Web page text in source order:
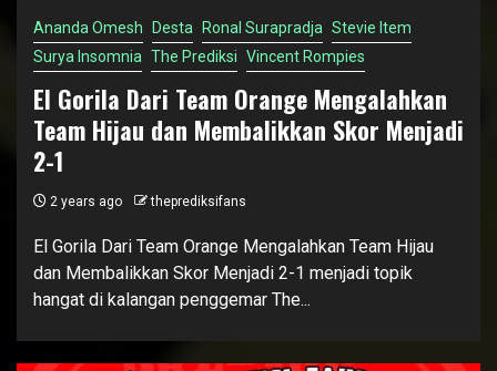
Ananda Omesh Desta Ronal Surapradja Stevie Item
Surya Insomnia The Prediksi Vincent Rompies
El Gorila Dari Team Orange Mengalahkan
Team Hijau dan Membalikkan Skor Menjadi
2-1
2 years ago theprediksifans
El Gorila Dari Team Orange Mengalahkan Team Hijau
dan Membalikkan Skor Menjadi 2-1 menjadi topik
hangat di kalangan penggemar The...